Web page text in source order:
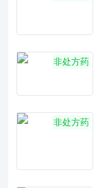
非处方药
非处方药